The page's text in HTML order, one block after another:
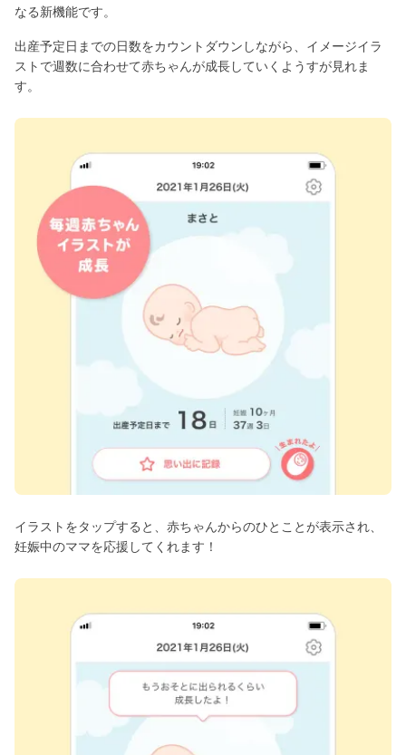
なる新機能です。
出産予定日までの日数をカウントダウンしながら、イメージイラ
ストで週数に合わせて赤ちゃんが成長していくようすが見れま
す。
イラストをタップすると、赤ちゃんからのひとことが表示され、
妊娠中のママを応援してくれます！